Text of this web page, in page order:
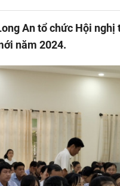
An tổ chức Hội
năm 2024.